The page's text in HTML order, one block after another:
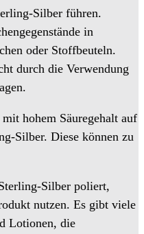
Silber führen.
in
oder Stoffbeuteln.
durch die Verwendung
hohem Säuregehalt auf
Silber. Diese können zu
Silber poliert,
nutzen. Es gibt viele
Lotionen, die